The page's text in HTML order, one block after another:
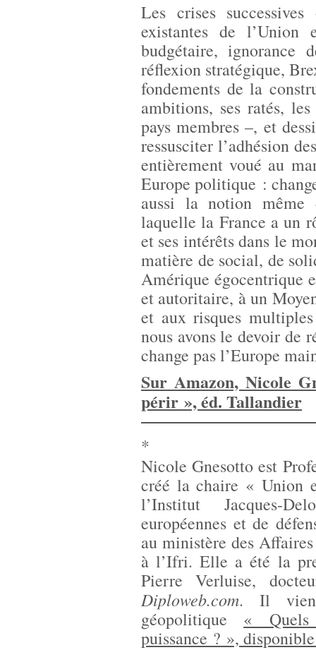
Les crises
existantes de
budgétaire, ignorance
réflexion stratégique,
fondements de la
ambitions, ses ratés,
pays membres –, et
ressusciter l’adhésion
entièrement voué au
Europe politique :
aussi la notion même
laquelle la France a un
et ses intérêts dans le
matière de social, de
Amérique égocentrique
et autoritaire, à un
et aux risques
nous avons le devoir de
change pas l’Europe
Sur Amazon, Nicole
périr », éd. Tallandier
*
Nicole Gnesotto est
créé la chaire « Union
l’Institut Jacques-
européennes et de
au ministère des
à l’Ifri. Elle a été la
Pierre Verluise,
Diploweb.com. Il vient
géopolitique «
puissance ? »,